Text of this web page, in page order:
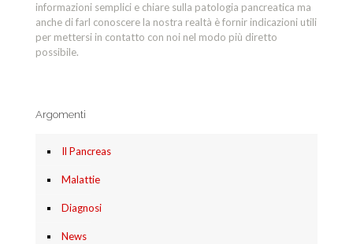
informazioni semplici e chiare sulla patologia pancreatica ma
anche di farl conoscere la nostra realtà è fornir indicazioni utili
per mettersi in contatto con noi nel modo più diretto
possibile.
Argomenti
Il Pancreas
Malattie
Diagnosi
News